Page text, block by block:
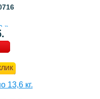
»
13,6 кг.